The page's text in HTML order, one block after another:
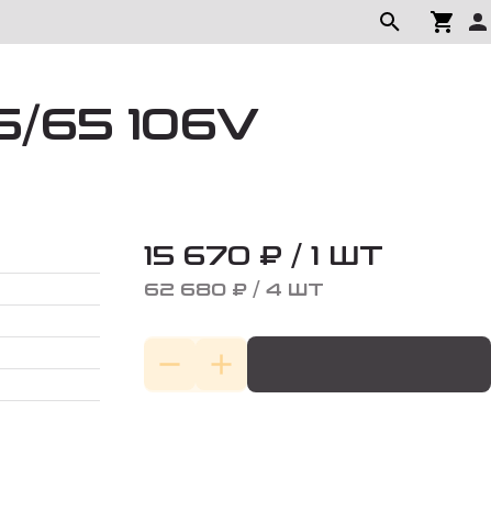
65 106V
15 670 ₽ / 1 ШТ
62 680 ₽ / 4 ШТ